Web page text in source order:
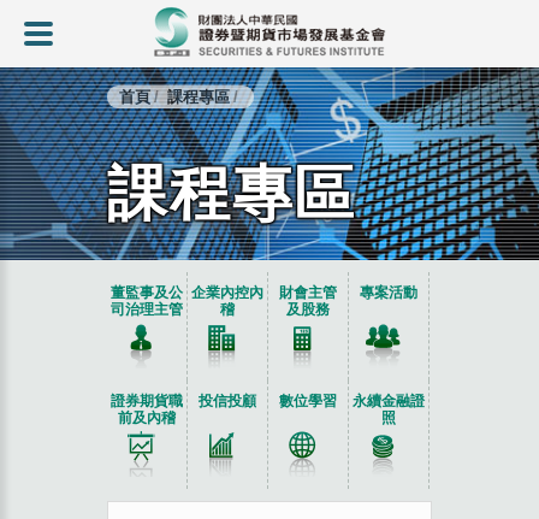
首頁 課程專區
課程專區
董監事及公
司治理主管
企業內控內
稽
財會主管
及股務
專案活動
證券期貨職
前及內稽
投信投顧 數位學習
永續金融證
照